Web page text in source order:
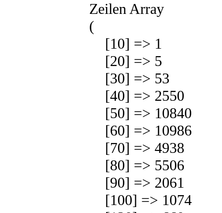
Zeilen Array
(
[10] => 1
[20] => 5
[30] => 53
[40] => 2550
[50] => 10840
[60] => 10986
[70] => 4938
[80] => 5506
[90] => 2061
[100] => 1074